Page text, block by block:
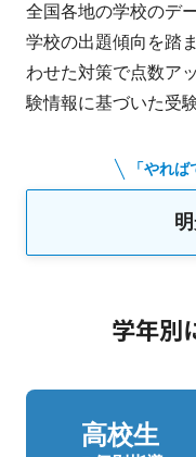
全国各地の学校のデ
学校の出題傾向を踏
わせた対策で点数ア
験情報に基づいた受
「やれ
学年別
高校生